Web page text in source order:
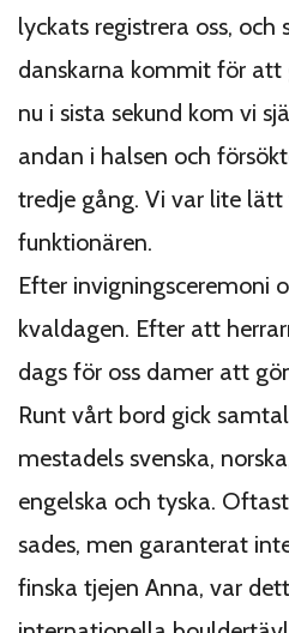
lyckats registrera oss,
danskarna kommit för att
nu i sista sekund kom vi
andan i halsen och
tredje gång. Vi var lite
funktionären.
Efter invigningsceremoni
kvaldagen. Efter att
dags för oss damer att
Runt vårt bord gick
mestadels svenska,
engelska och tyska.
sades, men garanterat
finska tjejen Anna, var